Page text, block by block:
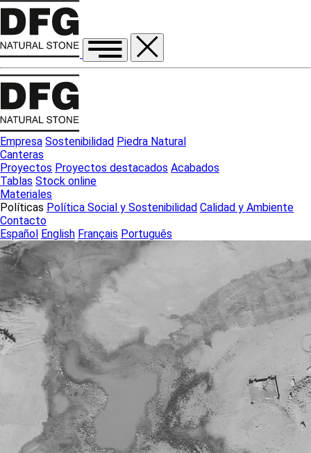
Empresa Sostenibilidad Piedra Natural
Canteras
Proyectos Proyectos destacados Acabados
Tablas Stock online
Materiales
Políticas Política Social y Sostenibilidad Calidad y Ambiente
Contacto
Español English Français Português